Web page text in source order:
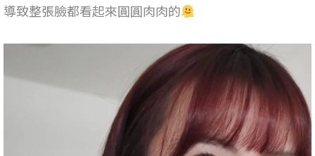
導致整張臉都看起來圓圓肉肉的